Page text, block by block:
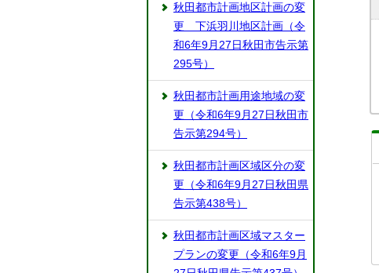
秋田都市計画地区計画の変
更 下浜羽川地区計画（令
和6年9月27日秋田市告示第
295号）
秋田都市計画用途地域の変
更（令和6年9月27日秋田市
告示第294号）
秋田都市計画区域区分の変
更（令和6年9月27日秋田県
告示第438号）
秋田都市計画区域マスター
プランの変更（令和6年9月